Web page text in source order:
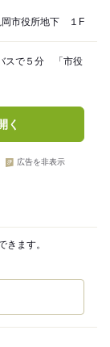
岡市役所地下 １F
スで５分 「市役
く
広告を非表示
きます。